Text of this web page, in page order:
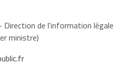
être autorisé que jusqu'à
les activités liées à la monte
de repos compensateur doit
dans un délai de 3
de l'information légale
ministre)